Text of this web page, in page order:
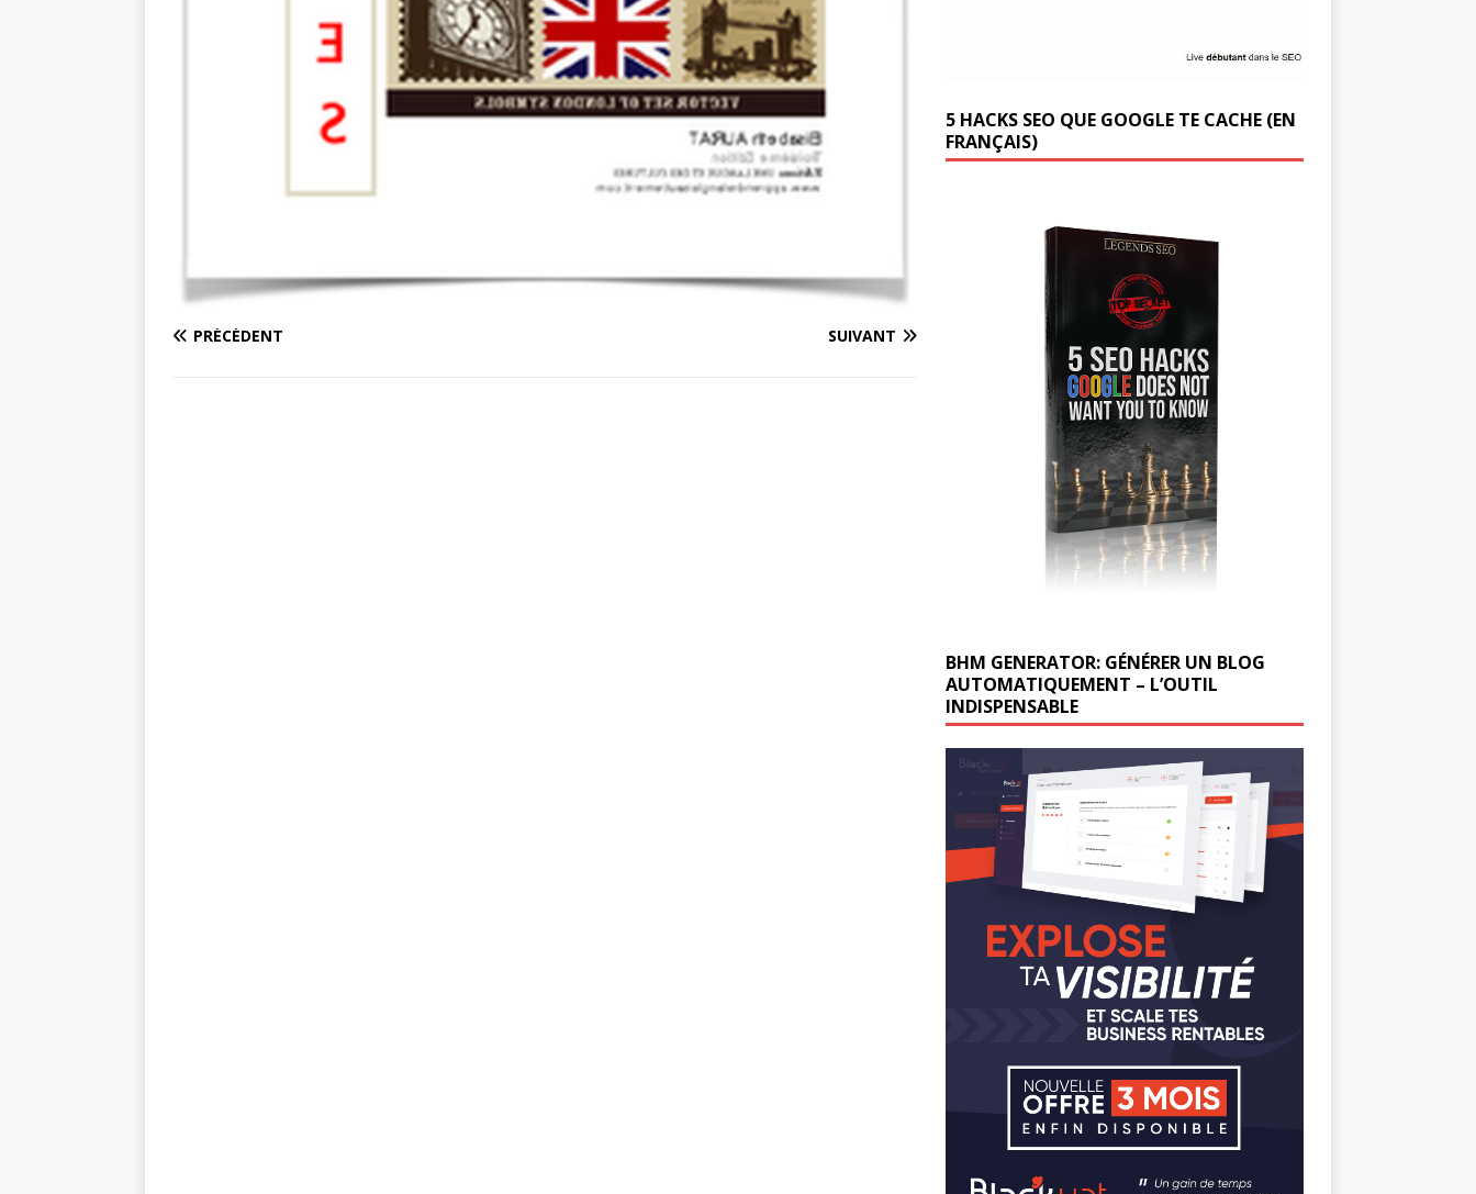
PRÉCÉDENT SUIVANT
5 HACKS SEO QUE GOOGLE TE CACHE (EN
FRANÇAIS)
BHM GENERATOR: GÉNÉRER UN BLOG
AUTOMATIQUEMENT – L’OUTIL
INDISPENSABLE